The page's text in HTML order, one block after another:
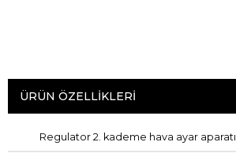
ÜRÜN ÖZELLIKLERI
Regulator 2. kademe hava ayar aparatı